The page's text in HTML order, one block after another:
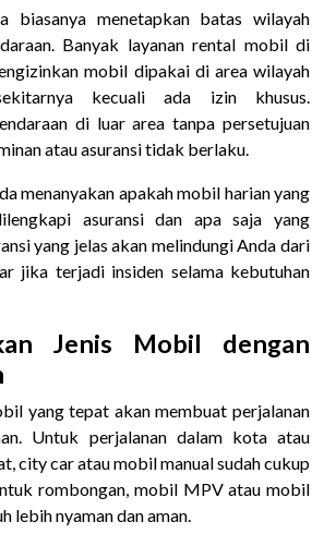
biasanya menetapkan batas wilayah
Banyak layanan rental mobil di
mobil dipakai di area wilayah
kecuali ada izin khusus.
di luar area tanpa persetujuan
atau asuransi tidak berlaku.
menanyakan apakah mobil harian yang
asuransi dan apa saja yang
yang jelas akan melindungi Anda dari
jika terjadi insiden selama kebutuhan
Jenis Mobil dengan
yang tepat akan membuat perjalanan
Untuk perjalanan dalam kota atau
city car atau mobil manual sudah cukup
rombongan, mobil MPV atau mobil
lebih nyaman dan aman.